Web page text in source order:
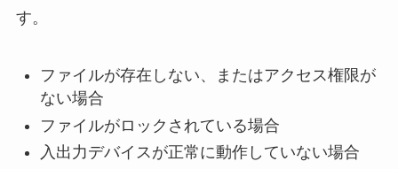
す。
ファイルが存在しない、またはアクセス権限が
ない場合
ファイルがロックされている場合
入出力デバイスが正常に動作していない場合